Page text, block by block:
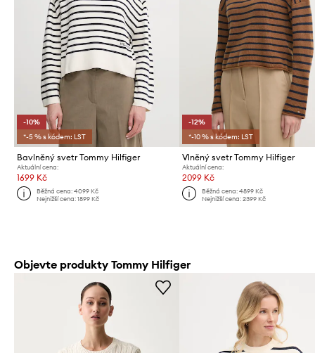
-10%
*-5 % s kódem: LST
Bavlněný svetr Tommy Hilfiger
Aktuální cena:
1699 Kč
Běžná cena:4099 Kč
Nejnižší cena:1899 Kč
-12%
*-10 % s kódem: LST
Vlněný svetr Tommy Hilfiger
Aktuální cena:
2099 Kč
Běžná cena: 4899 Kč
Nejnižší cena: 2399 Kč
Objevte produkty Tommy Hilfiger